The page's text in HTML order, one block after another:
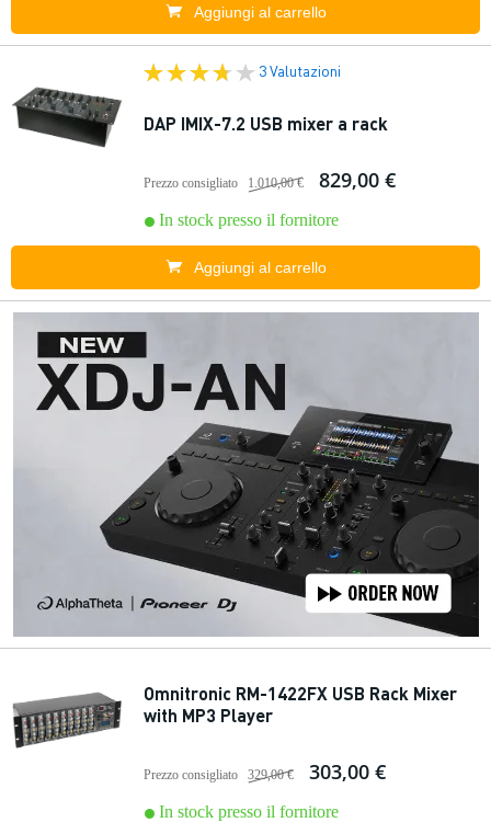
Aggiungi al carrello
3 Valutazioni
DAP IMIX-7.2 USB mixer a rack
Prezzo consigliato 1.010,00 € 829,00 €
In stock presso il fornitore
Aggiungi al carrello
Omnitronic RM-1422FX USB Rack Mixer
with MP3 Player
Prezzo consigliato 329,00 € 303,00 €
In stock presso il fornitore